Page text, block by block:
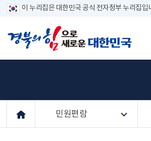
이 누리집은 대한민국 공식 전자정부 누리집입
민원편람